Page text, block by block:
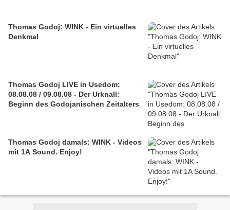
Thomas Godoj: WINK - Ein virtuelles
Denkmal
Thomas Godoj LIVE in Usedom:
08.08.08 / 09.08.08 - Der Urknall:
Beginn des Godojanischen Zeitalters
Thomas Godoj damals: WINK - Videos
mit 1A Sound. Enjoy!